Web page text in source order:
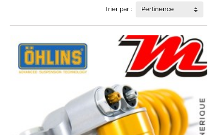
Trier par : Pertinence